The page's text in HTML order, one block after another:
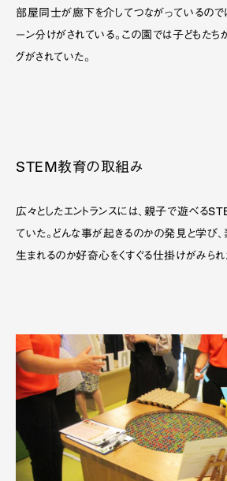
部屋同士が廊下を介してつながっているので
ーン分けがされている。この園では子どもた
グがされていた。
STEM教育の取組み
広々としたエントランスには、親子で遊べる
ていた。どんな事が起きるのかの発見と学び
生まれるのか好奇心をくすぐる仕掛けがみられ